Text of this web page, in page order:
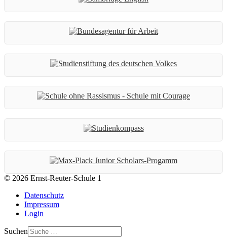
© 2026 Ernst-Reuter-Schule 1
Datenschutz
Impressum
Login
Suchen